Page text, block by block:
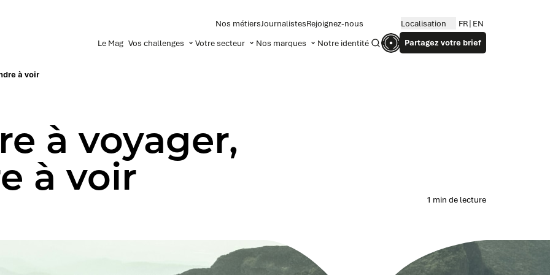
Le Mag Vos challenges Votre secteur Nos marques Notre identité RecherchePartagez votre brief
Nos métiersJournalistesRejoignez-nous Localisation FR EN
à voir
à voyager,
à voir 1 min de lecture